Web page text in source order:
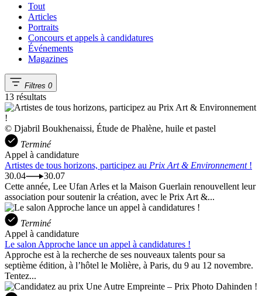
Tout
Articles
Portraits
Concours et appels à candidatures
Événements
Magazines
Filtres 0
13 résultats
© Djabril Boukhenaissi, Étude de Phalène, huile et pastel
Terminé
Appel à candidature
Artistes de tous horizons, participez au Prix Art & Environnement!
30.04
30.07
Cette année, Lee Ufan Arles et la Maison Guerlain renouvellent leur
association pour soutenir la création, avec le Prix Art &...
Terminé
Appel à candidature
Le salon Approche lance un appel à candidatures !
Approche est à la recherche de ses nouveaux talents pour sa
septième édition, à l’hôtel le Molière, à Paris, du 9 au 12 novembre.
Tentez...